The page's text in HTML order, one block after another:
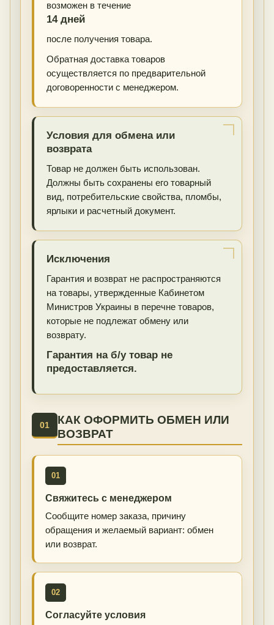
возможен в течение
14 дней
после получения товара.
Обратная доставка товаров
осуществляется по предварительной
договоренности с менеджером.
Условия для обмена или
возврата
Товар не должен быть использован.
Должны быть сохранены его товарный
вид, потребительские свойства, пломбы,
ярлыки и расчетный документ.
Исключения
Гарантия и возврат не распространяются
на товары, утвержденные Кабинетом
Министров Украины в перечне товаров,
которые не подлежат обмену или
возврату.
Гарантия на б/у товар не
предоставляется.
01
КАК ОФОРМИТЬ ОБМЕН ИЛИ
ВОЗВРАТ
01
Свяжитесь с менеджером
Сообщите номер заказа, причину
обращения и желаемый вариант: обмен
или возврат.
02
Согласуйте условия